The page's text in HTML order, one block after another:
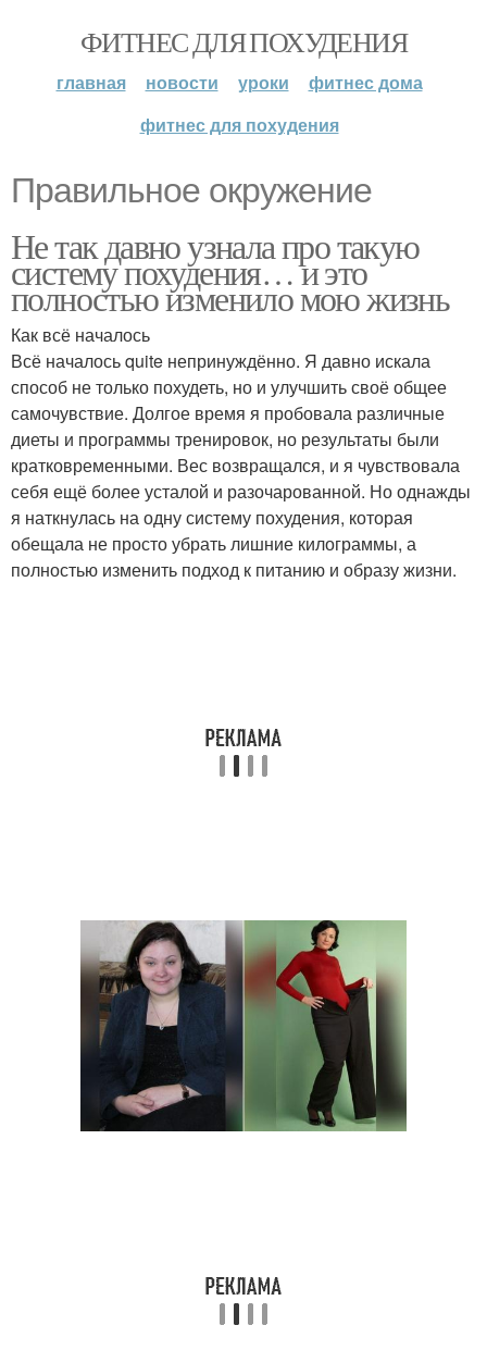
ФИТНЕС ДЛЯ ПОХУДЕНИЯ
главная новости уроки
фитнес дома
фитнес для похудения
Правильное окружение
Не так давно узнала про такую
систему похудения… и это
полностью изменило мою жизнь
Как всё началось
Всё началось quite непринуждённо. Я давно искала
способ не только похудеть, но и улучшить своё общее
самочувствие. Долгое время я пробовала различные
диеты и программы тренировок, но результаты были
кратковременными. Вес возвращался, и я чувствовала
себя ещё более усталой и разочарованной. Но однажды
я наткнулась на одну систему похудения, которая
обещала не просто убрать лишние килограммы, а
полностью изменить подход к питанию и образу жизни.